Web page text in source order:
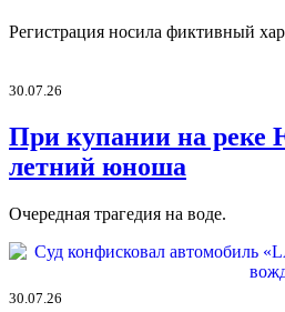
Регистрация носила фиктивный
30.07.26
При купании на реке
летний юноша
Очередная трагедия на воде.
30.07.26